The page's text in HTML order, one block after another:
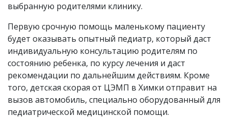
выбранную родителями клинику.
Первую срочную помощь маленькому пациенту
будет оказывать опытный педиатр, который даст
индивидуальную консультацию родителям по
состоянию ребенка, по курсу лечения и даст
рекомендации по дальнейшим действиям. Кроме
того, детская скорая от ЦЭМП в Химки отправит на
вызов автомобиль, специально оборудованный для
педиатрической медицинской помощи.